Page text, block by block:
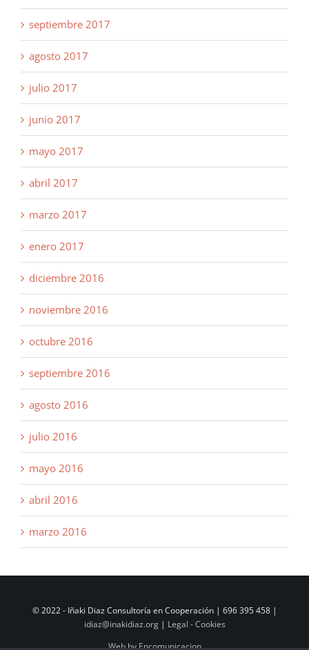
septiembre 2017
agosto 2017
julio 2017
junio 2017
mayo 2017
abril 2017
marzo 2017
enero 2017
diciembre 2016
noviembre 2016
octubre 2016
septiembre 2016
agosto 2016
julio 2016
mayo 2016
abril 2016
marzo 2016
© 2022 - Iñaki Diaz Consultoría en Cooperación | 696 395 458 |
idiaz@inakidiaz.org| Legal - Cookies
Web by Encomunicacion